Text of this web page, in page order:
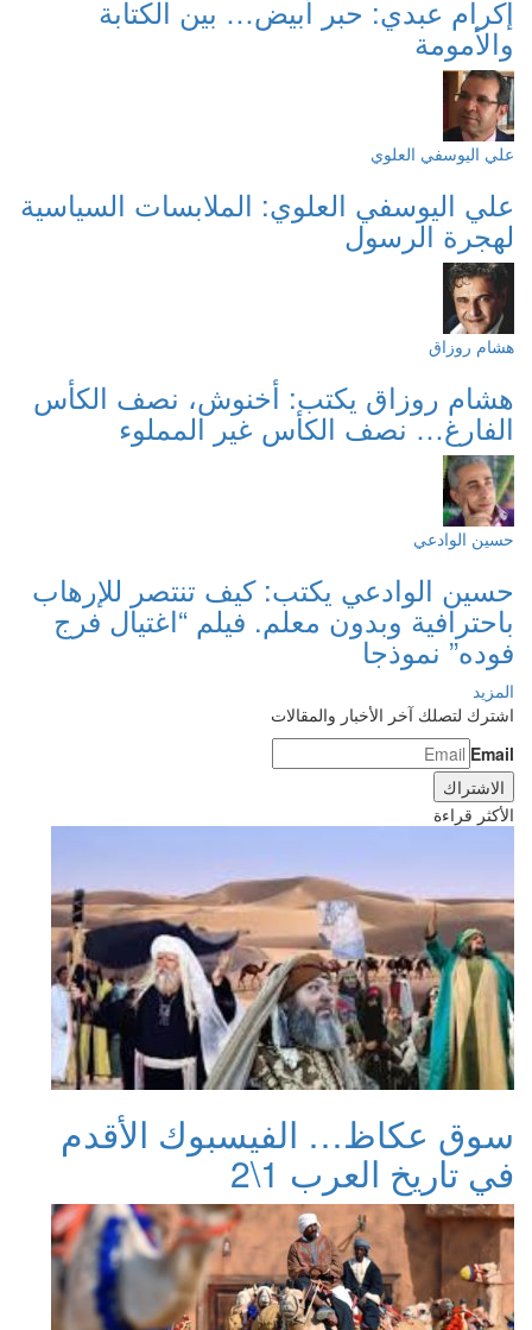
إكرام عبدي: حبر أبيض… بين الكتابة
والأمومة
علي اليوسفي العلوي
علي اليوسفي العلوي: الملابسات السياسية
لهجرة الرسول
هشام روزاق
هشام روزاق يكتب: أخنوش، نصف الكأس
الفارغ… نصف الكأس غير المملوء
حسين الوادعي
حسين الوادعي يكتب: كيف تنتصر للإرهاب
باحترافية وبدون معلم. فيلم “اغتيال فرج
فوده” نموذجا
المزيد
اشترك لتصلك آخر الأخبار والمقالات
Email
الأكثر قراءة
سوق عكاظ… الفيسبوك الأقدم
في تاريخ العرب 1\2